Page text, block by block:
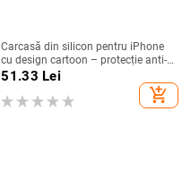
Carcasă din silicon pentru iPhone
cu design cartoon – protecție anti-
cădere, finisaj mat, compatibilă cu
(Pro/Max)
51.33 Lei
add_shopping_cart